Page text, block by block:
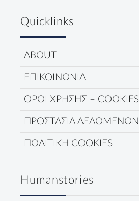
Quicklinks
ABOUT
ΕΠΙΚΟΙΝΩΝΙΑ
ΟΡΟΙ ΧΡΗΣΗΣ – COOKIES
ΠΡΟΣΤΑΣΙΑ ΔΕΔΟΜΕΝΩΝ
ΠΟΛΙΤΙΚΗ COOKIES
Humanstories